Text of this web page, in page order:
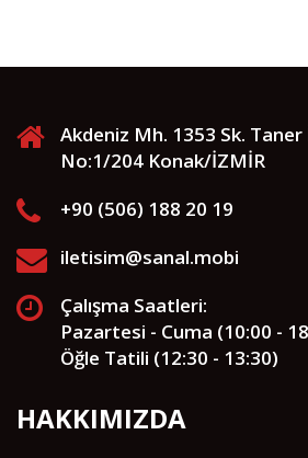
Akdeniz Mh. 1353 Sk.
No:1/204 Konak/İZMİR
+90 (506) 188 20 19
iletisim@sanal.mobi
Çalışma Saatleri:
Pazartesi - Cuma (10:00 -
Öğle Tatili (12:30 - 13:30)
HAKKIMIZDA